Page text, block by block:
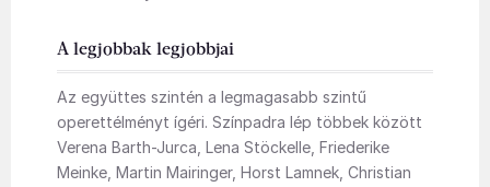
A legjobbak legjobbjai
Az együttes szintén a legmagasabb szintű
operettélményt ígéri. Színpadra lép többek között
Verena Barth-Jurca, Lena Stöckelle, Friederike
Meinke, Martin Mairinger, Horst Lamnek, Christian